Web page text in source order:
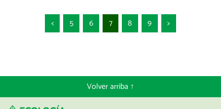
< 5 6 7 8 9 >
Volver arriba ↑